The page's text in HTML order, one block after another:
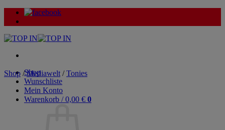
Zum
Inhalt
Shop
Wunschliste
Mein Konto
Warenkorb /0,00 € 0
Shop / Mediawelt / Tonies